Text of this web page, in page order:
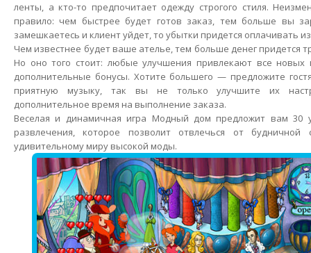
ленты, а кто-то предпочитает одежду строгого стиля.
правило: чем быстрее будет готов заказ, тем больше вы
замешкаетесь и клиент уйдет, то убытки придется оплачивать
Чем известнее будет ваше ателье, тем больше денег придется
Но оно того стоит: любые улучшения привлекают все новых
дополнительные бонусы. Хотите большего — предложите
приятную музыку, так вы не только улучшите их
дополнительное время на выполнение заказа.
Веселая и динамичная игра Модный дом предложит вам 30
развлечения, которое позволит отвлечься от будничной
удивительному миру высокой моды.